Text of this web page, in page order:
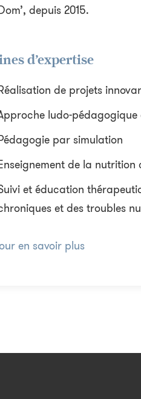
depuis 2015.
d’expertise
de projets
ludo-
par simulation
de la nutrition
et éducation
et des troubles
en savoir plus